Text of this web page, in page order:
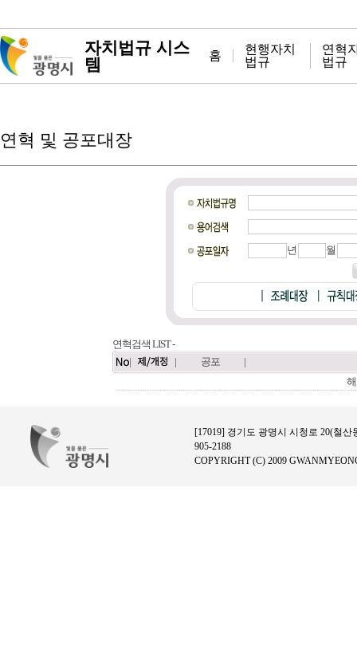
자치법규 시스
템
홈
현행자치
법규
연혁
법규
연혁 및 공포대장
년 월
연혁검색 LIST -
|
| 공포
|
[17019] 경기도 광명시 시청로 20(철산
905-2188
COPYRIGHT (C) 2009